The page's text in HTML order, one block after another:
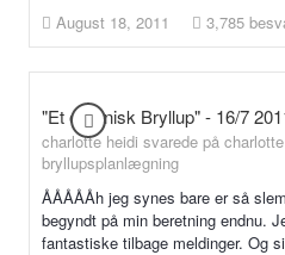
August 18, 2011
3,785
"Et organisk Bryllup" - 16/7
charlotte heidi svarede på
bryllupsplanlægning
ÅÅÅÅÅh jeg synes bare er så
begyndt på min beretning endnu.
fantastiske tilbage meldinger. Og